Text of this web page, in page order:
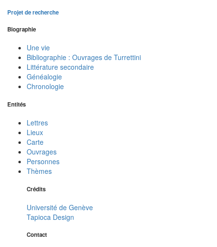
Projet de recherche
Biographie
Une vie
Bibliographie : Ouvrages de Turrettini
Littérature secondaire
Généalogie
Chronologie
Entités
Lettres
Lieux
Carte
Ouvrages
Personnes
Thèmes
Crédits
Université de Genève
Tapioca Design
Contact